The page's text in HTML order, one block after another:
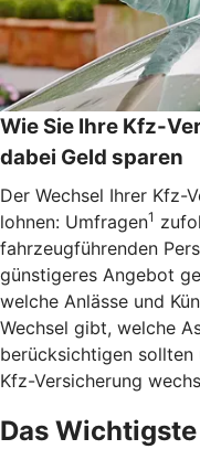
Wie Sie Ihre Kfz-
dabei Geld sparen
Der Wechsel Ihrer Kfz-
lohnen: Umfragen1
fahrzeugführenden
günstigeres Angebot
welche Anlässe und
Wechsel gibt, welche
berücksichtigen sollten
Kfz-Versicherung
Das